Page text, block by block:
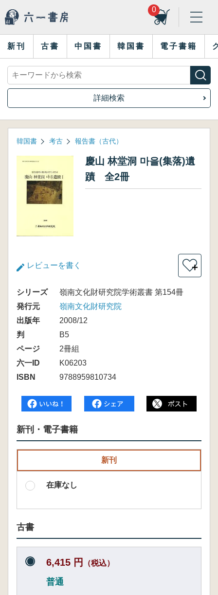
0
新刊 古書 中国書 韓国書 電子書籍
詳細検索
韓国書 考古 報告書（古代）
慶山 林堂洞 마을(集落)遺
蹟 全2冊
レビューを書く ＋
シリーズ
嶺南文化財研究院学術叢書 第154冊
発行元
嶺南文化財研究院
出版年
2008/12
判
B5
ページ
2冊組
六一ID
K06203
ISBN
9788959810734
新刊・電子書籍
新刊
在庫なし
古書
6,415 円 （税込）
普通